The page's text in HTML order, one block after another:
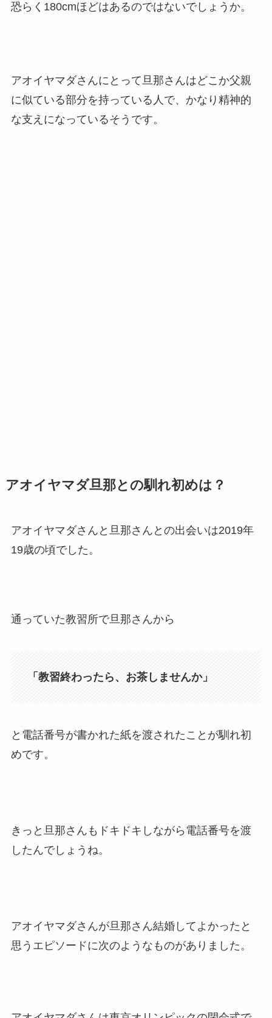
恐らく180cmほどはあるのではないでしょうか。
アオイヤマダさんにとって旦那さんはどこか父親
に似ている部分を持っている人で、かなり精神的
な支えになっているそうです。
アオイヤマダ旦那との馴れ初めは？
アオイヤマダさんと旦那さんとの出会いは2019年
19歳の頃でした。
通っていた教習所で旦那さんから
「教習終わったら、お茶しませんか」
と電話番号が書かれた紙を渡されたことが馴れ初
めです。
きっと旦那さんもドキドキしながら電話番号を渡
したんでしょうね。
アオイヤマダさんが旦那さん結婚してよかったと
思うエピソードに次のようなものがありました。